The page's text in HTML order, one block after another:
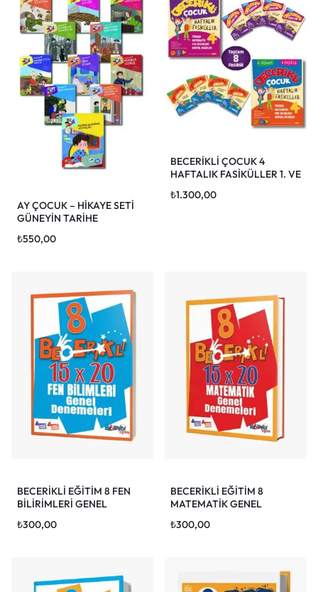
AY ÇOCUK – HİKAYE SETİ
GÜNEYİN TARİHE
S.) (4.SINIF)
₺550,00
BECERİKLİ ÇOCUK 4
HAFTALIK FASİKÜLLER 1. VE
FASİKÜL)
₺1.300,00
BECERİKLİ EĞİTİM 8 FEN
BİLİRİMLERİ GENEL
₺300,00
BECERİKLİ EĞİTİM 8
MATEMATİK GENEL
₺300,00